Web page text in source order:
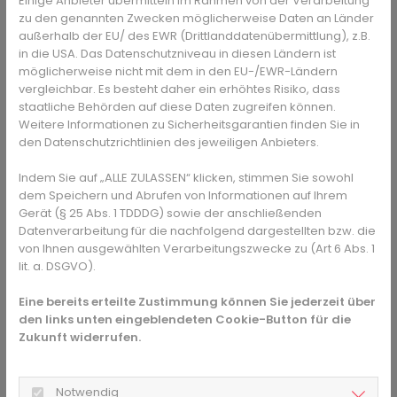
nicht nur den Schleimhäuten gut, es verweht auch
virenhaltige Aerosole.
Die körpereigene Immunabwehr lässt sich durch eine
ausgewogene Ernährung wirksam unterstützen. Vitamin C
ist dabei durchaus wichtig; allerdings eher nicht in
Tablettenform: Zitrusfrüchte, Brokkoli, Paprika und Kohl
liefern zusätzlich noch viele andere Vitamine und
Immunsystems notwendig sind. Einzig Vitamin D kann als
Nahrungsergänzung sinnvoll sein.
Da die Immunabwehr vorrangig im Darm stattfindet, sollte
das dortige Mikrobiom gesund erhalten werden.
Ballaststoffe aus Gemüse und Vollkornprodukten fördern
abwehren. Milchprodukte mit probiotischen Bakterien und
fermentierte Lebensmittel wie Sauerkraut helfen zusätzlich
beim Erhalt einer gesunden Darmflora.
Gesund an Leib und Seele
zu den genannten Zwecken möglicherweise Daten an Länder
außerhalb der EU/ des EWR (Drittlanddatenübermittlung), z.B.
in die USA. Das Datenschutzniveau in diesen Ländern ist
möglicherweise nicht mit dem in den EU-/EWR-Ländern
vergleichbar. Es besteht daher ein erhöhtes Risiko, dass
staatliche Behörden auf diese Daten zugreifen können.
Weitere Informationen zu Sicherheitsgarantien finden Sie in
den Datenschutzrichtlinien des jeweiligen Anbieters.
Indem Sie auf „ALLE ZULASSEN“ klicken, stimmen Sie sowohl
dem Speichern und Abrufen von Informationen auf Ihrem
Gerät (§ 25 Abs. 1 TDDDG) sowie der anschließenden
Datenverarbeitung für die nachfolgend dargestellten bzw. die
von Ihnen ausgewählten Verarbeitungszwecke zu (Art 6 Abs. 1
lit. a. DSGVO).
Eine bereits erteilte Zustimmung können Sie jederzeit über
den links unten eingeblendeten Cookie-Button für die
Zukunft widerrufen.
Notwendig